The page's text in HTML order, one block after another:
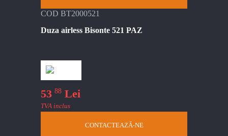
COD BT2000521
Duza airless Bisonte 521 PAZ
53 88 Lei
TVA inclus
CONTACTEAZĂ-NE